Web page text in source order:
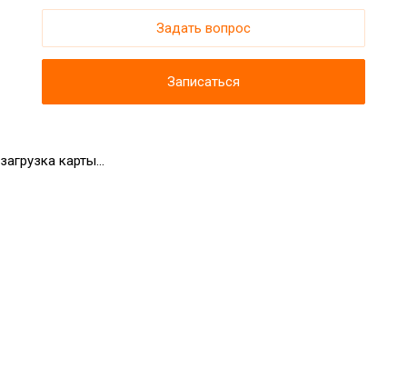
Задать вопрос
Записаться
загрузка карты...